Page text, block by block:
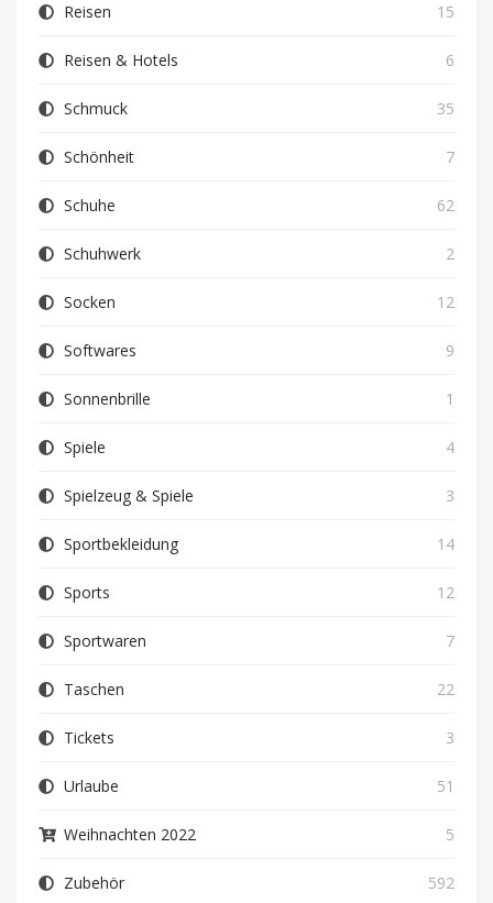
Reisen 15
Reisen & Hotels 6
Schmuck 35
Schönheit 7
Schuhe 62
Schuhwerk 2
Socken 12
Softwares 9
Sonnenbrille 1
Spiele 4
Spielzeug & Spiele 3
Sportbekleidung 14
Sports 12
Sportwaren 7
Taschen 22
Tickets 3
Urlaube 51
Weihnachten 2022 5
Zubehör 592